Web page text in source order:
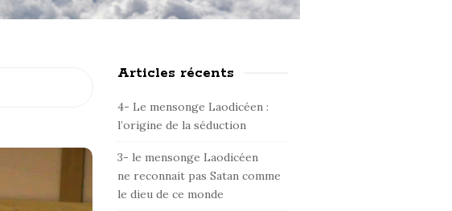
S
t
S
i
d
Articles récents
4- Le mensonge Laodicéen :
l’origine de la séduction
3- le mensonge Laodicéen
ne reconnait pas Satan comme
le dieu de ce monde